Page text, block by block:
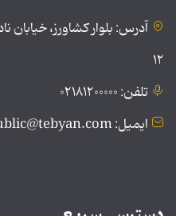
آدرس: بلوار کشاورز،
۱۲
تلفن: ۰۲۱۸۱۲۰۰۰۰۰
ایمیل: public@tebyan.com